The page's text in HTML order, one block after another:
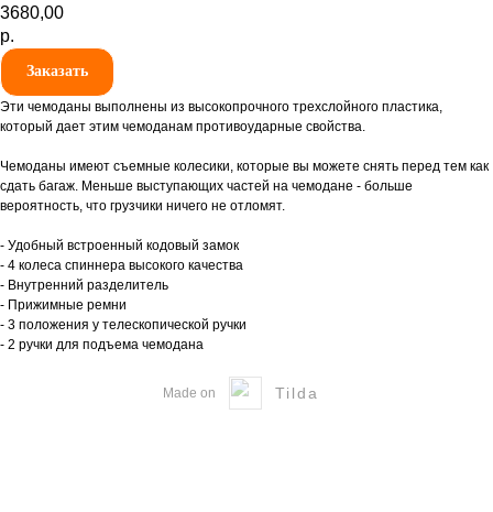
3680,00
р.
Заказать
Эти чемоданы выполнены из высокопрочного трехслойного пластика,
который дает этим чемоданам противоударные свойства.
Чемоданы имеют съемные колесики, которые вы можете снять перед тем как
сдать багаж. Меньше выступающих частей на чемодане - больше
вероятность, что грузчики ничего не отломят.
- Удобный встроенный кодовый замок
- 4 колеса спиннера высокого качества
- Внутренний разделитель
- Прижимные ремни
- 3 положения у телескопической ручки
- 2 ручки для подъема чемодана
Made on Tilda